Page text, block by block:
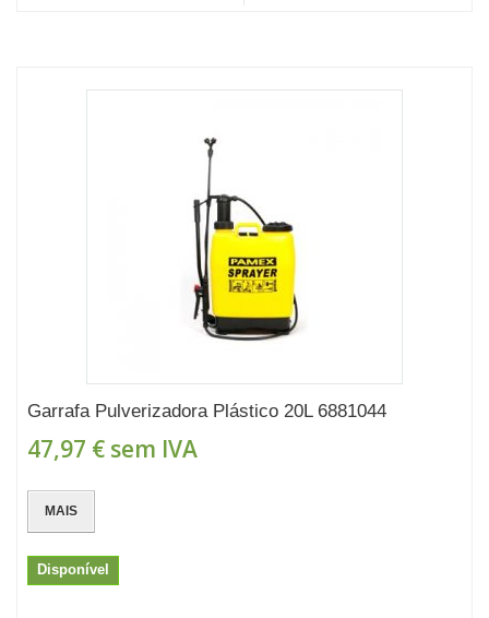
Garrafa Pulverizadora Plástico 20L 6881044
47,97 € sem IVA
MAIS
Disponível